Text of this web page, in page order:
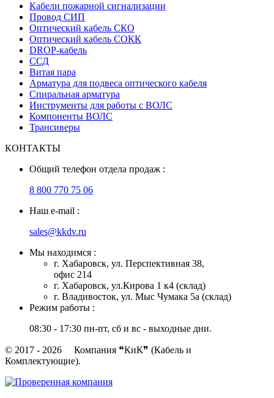
Кабели пожарной сигнализации
Провод СИП
Оптический кабель СКО
Оптический кабель СОКК
DROP-кабель
ССД
Витая пара
Арматура для подвеса оптического кабеля
Спиральная арматура
Инструменты для работы с ВОЛС
Компоненты ВОЛС
Трансиверы
КОНТАКТЫ
Общий телефон отдела продаж :
8 800 770 75 06
Наш e-mail :
sales@kkdv.ru
Мы находимся :
г. Хабаровск, ул. Перспективная 38,
офис 214
г. Хабаровск, ул.Кирова 1 к4 (склад)
г. Владивосток, ул. Мыс Чумака 5а (склад)
Режим работы :
08:30 - 17:30 пн-пт, сб и вс - выходные дни.
© 2017 - 2026 Компания ❝КиК❞ (Кабель и
Комплектующие).